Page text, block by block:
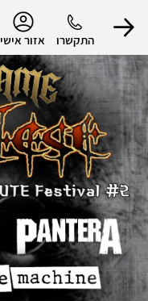
התקשרו אזור אישי